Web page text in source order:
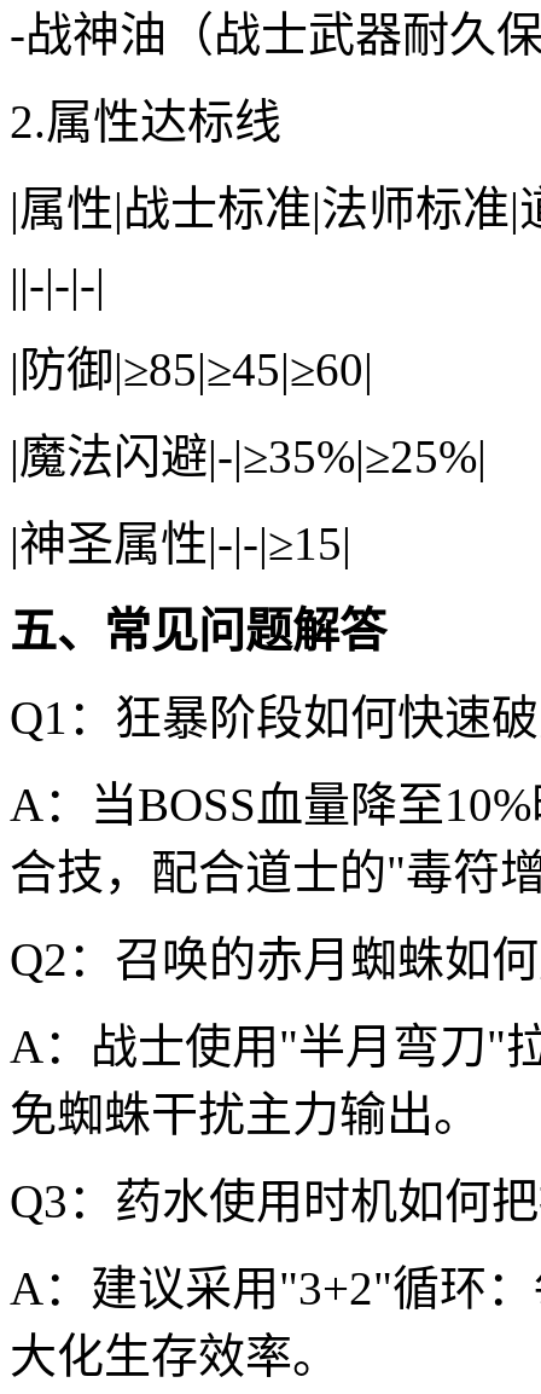
-战神油（战士武器耐久
2.属性达标线
|属性|战士标准|法师标准|
||-|-|-|
|防御|≥85|≥45|≥60|
|魔法闪避|-|≥35%|≥25%|
|神圣属性|-|-|≥15|
五、常见问题解答
Q1：狂暴阶段如何快速
A：当BOSS血量降至
合技，配合道士的"毒符
Q2：召唤的赤月蜘蛛如
A：战士使用"半月弯刀"
免蜘蛛干扰主力输出。
Q3：药水使用时机如何
A：建议采用"3+2"循环
大化生存效率。